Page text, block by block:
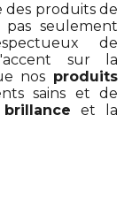
des produits de
seulement
de
sur la
nos produits
sains et de
brillance et la